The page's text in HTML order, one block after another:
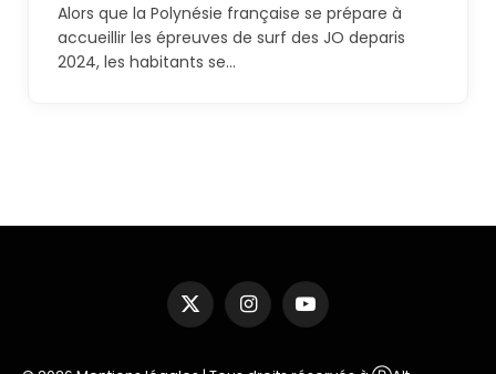
Alors que la Polynésie française se prépare à
accueillir les épreuves de surf des JO deparis
2024, les habitants se…
X
(Twitter)
InstagramYouTube